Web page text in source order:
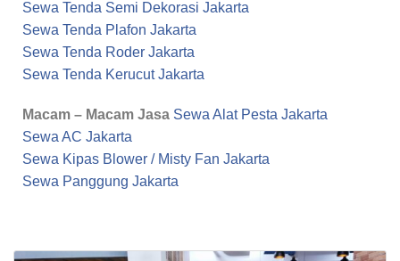
Sewa Tenda Semi Dekorasi Jakarta
Sewa Tenda Plafon Jakarta
Sewa Tenda Roder Jakarta
Sewa Tenda Kerucut Jakarta
Macam – Macam Jasa Sewa Alat Pesta Jakarta
Sewa AC Jakarta
Sewa Kipas Blower / Misty Fan Jakarta
Sewa Panggung Jakarta